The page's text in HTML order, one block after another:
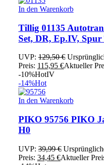
In den Warenkorb
Tillig 01135
Set, DR, Ep.IV,
UVP: 129,50€
Preis: 115,95 €Aktueller
-10%HotIV
-14%Hot
In den Warenkorb
PIKO 95756 PIKO
H0
UVP: 39,99€
Preis: 34,45 €Aktueller